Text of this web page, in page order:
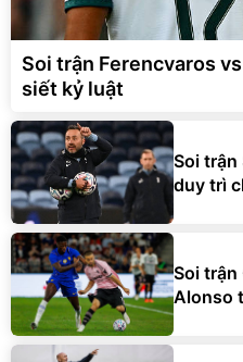
Soi trận Ferencvaros
siết kỷ luật
Soi trận
duy trì
Soi trận
Alonso